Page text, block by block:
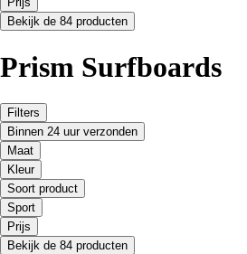
Bekijk de 84 producten
Prism Surfboards
Filters
Binnen 24 uur verzonden
Maat
Kleur
Soort product
Sport
Prijs
Bekijk de 84 producten